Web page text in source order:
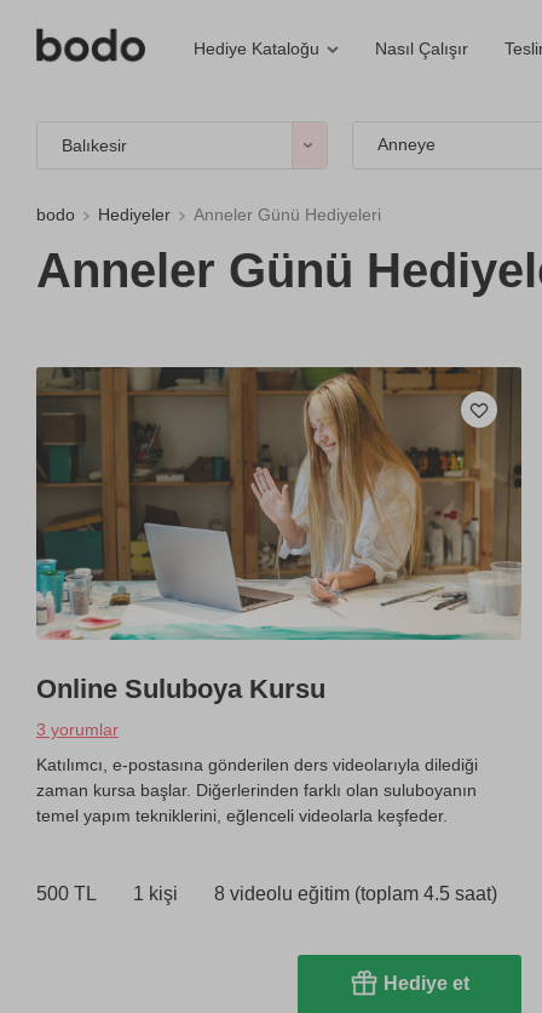
Hediye Kataloğu Nasıl Çalışır
Balıkesir Anneye
bodo Hediyeler Anneler Günü Hediyeleri
Anneler Günü
Online Suluboya Kursu
3 yorumlar
Katılımcı, e-postasına gönderilen ders videolarıyla dilediği
zaman kursa başlar. Diğerlerinden farklı olan suluboyanın
temel yapım tekniklerini, eğlenceli videolarla keşfeder.
500 TL 1 kişi 8 videolu eğitim (toplam 4.5 saat)
Hediye et